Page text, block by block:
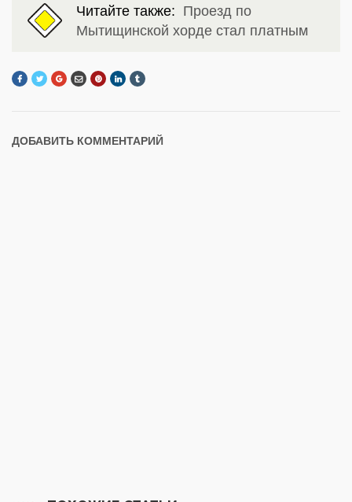
Читайте также: Проезд по
Мытищинской хорде стал платным
ДОБАВИТЬ КОММЕНТАРИЙ